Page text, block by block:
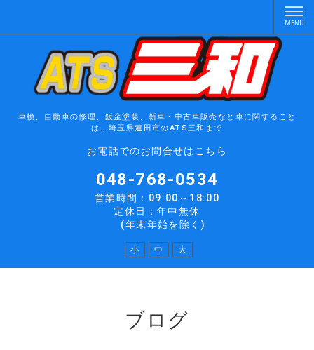
車検、自動車の修理、鈑金塗装、新車・中古車販売など車に関すること
は、埼玉県蓮田市のATS三和まで
お電話でのお問合せはこちら
048-768-0534
営業時間：09:00～18:00
定休日：年中無休
(年末年始を除く)
小 中 大
ブログ